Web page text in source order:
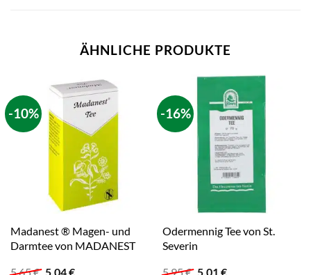
ÄHNLICHE PRODUKTE
-10%
Madanest ® Magen- und
Darmtee von MADANEST
5,65€ Ursprünglicher
5,04€Aktueller
-16%
Odermennig Tee von St.
Severin
5,95€ Ursprünglicher
5,01 €Aktueller